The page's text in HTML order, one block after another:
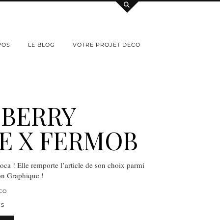
LE BLOG VOTRE PROJET DÉCO
X FERMOB
! Elle remporte l’article de son choix parmi
Graphique !